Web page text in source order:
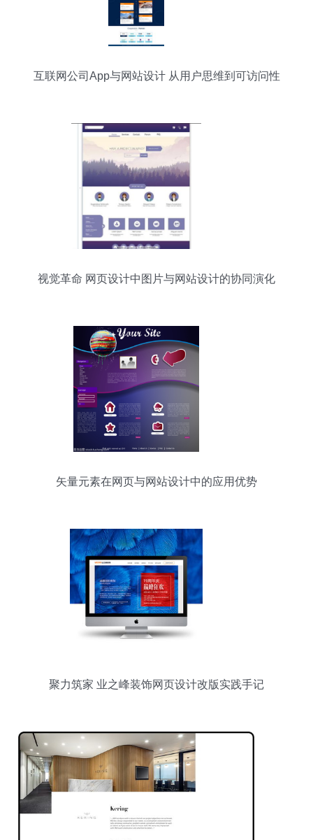
互联网公司App与网站设计 从用户思维到可访问性
视觉革命 网页设计中图片与网站设计的协同演化
矢量元素在网页与网站设计中的应用优势
聚力筑家 业之峰装饰网页设计改版实践手记